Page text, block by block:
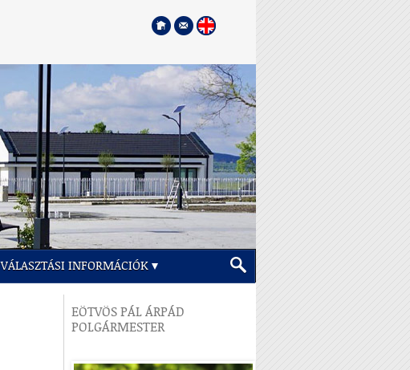
VÁLASZTÁSI INFORMÁCIÓK
EÖTVÖS PÁL ÁRPÁD
POLGÁRMESTER